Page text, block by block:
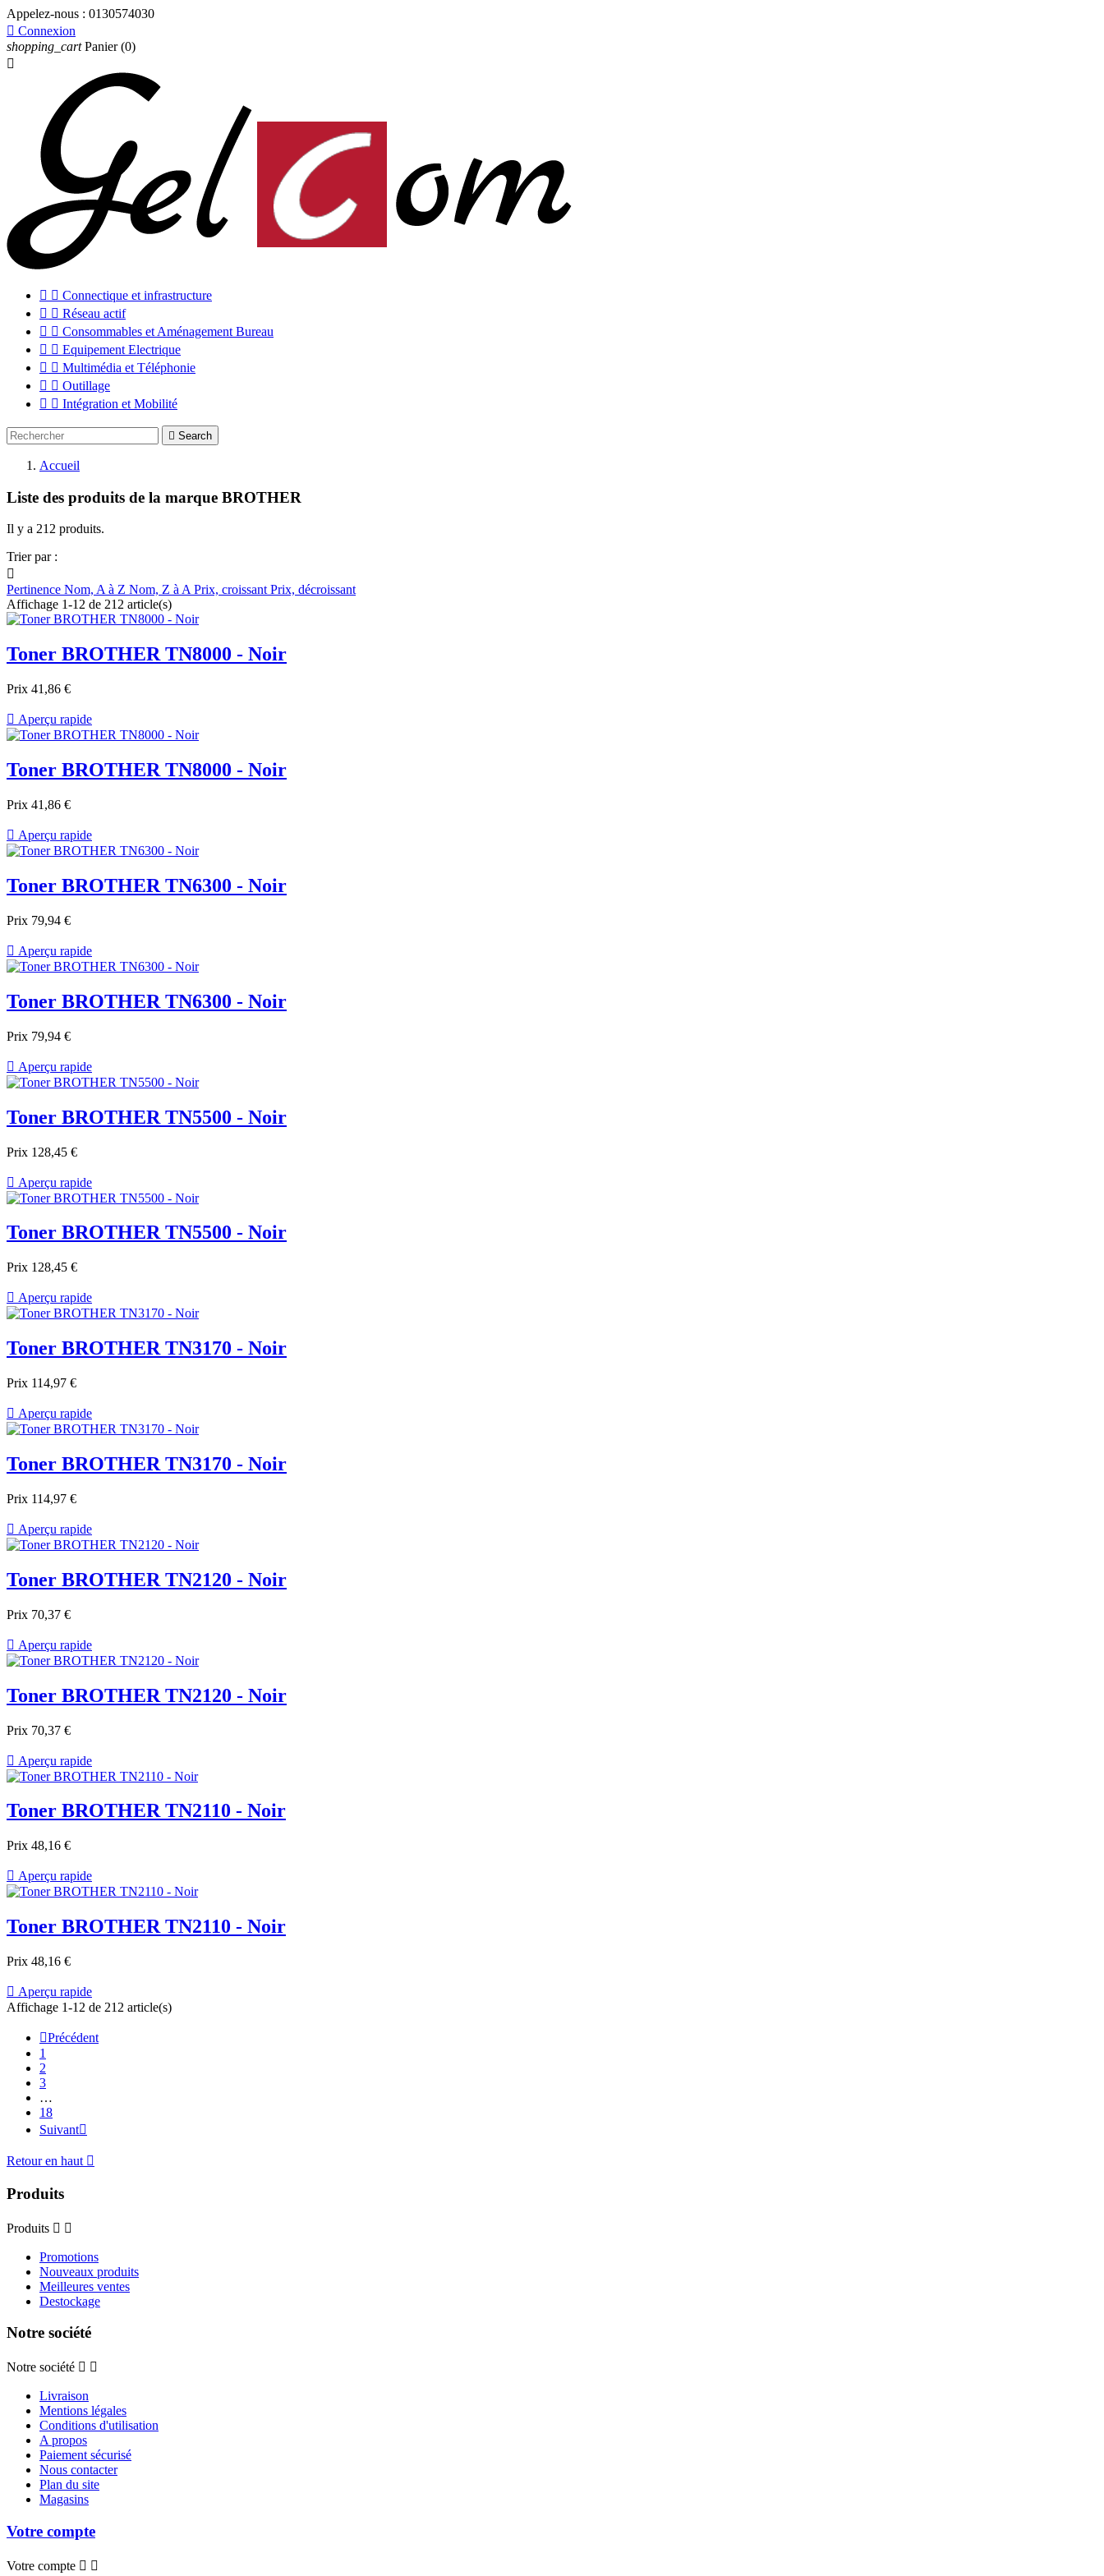
Appelez-nous : 0130574030
 Connexion
shopping_cart Panier (0)

  Connectique et infrastructure
  Réseau actif
  Consommables et Aménagement Bureau
  Equipement Electrique
  Multimédia et Téléphonie
  Outillage
  Intégration et Mobilité
 Search
Accueil
Liste des produits de la marque BROTHER
Il y a 212 produits.
Trier par :

Pertinence Nom, A à Z Nom, Z à APrix, croissantPrix, décroissant
Affichage 1-12 de 212 article(s)
Toner BROTHER TN8000 - Noir
Prix 41,86 €
 Aperçu rapide
Toner BROTHER TN8000 - Noir
Prix 41,86 €
 Aperçu rapide
Toner BROTHER TN6300 - Noir
Prix 79,94 €
 Aperçu rapide
Toner BROTHER TN6300 - Noir
Prix 79,94 €
 Aperçu rapide
Toner BROTHER TN5500 - Noir
Prix 128,45 €
 Aperçu rapide
Toner BROTHER TN5500 - Noir
Prix 128,45 €
 Aperçu rapide
Toner BROTHER TN3170 - Noir
Prix 114,97 €
 Aperçu rapide
Toner BROTHER TN3170 - Noir
Prix 114,97 €
 Aperçu rapide
Toner BROTHER TN2120 - Noir
Prix 70,37 €
 Aperçu rapide
Toner BROTHER TN2120 - Noir
Prix 70,37 €
 Aperçu rapide
Toner BROTHER TN2110 - Noir
Prix 48,16 €
 Aperçu rapide
Toner BROTHER TN2110 - Noir
Prix 48,16 €
 Aperçu rapide
Affichage 1-12 de 212 article(s)
Précédent
1
2
3
…
18
Suivant
Retour en haut 
Produits
Produits  
Promotions
Nouveaux produits
Meilleures ventes
Destockage
Notre société
Notre société  
Livraison
Mentions légales
Conditions d'utilisation
A propos
Paiement sécurisé
Nous contacter
Plan du site
Magasins
Votre compte
Votre compte  